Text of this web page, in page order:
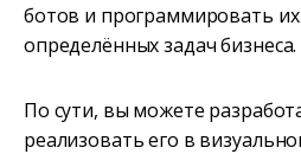
ботов и программировать
определённых задач бизнеса.
По сути, вы можете
реализовать его в